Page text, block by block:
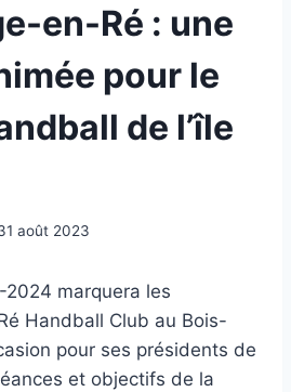
en-Ré : une
pour le
de l’île
août 2023
marquera les
Handball Club au Bois-
pour ses présidents de
et objectifs de la